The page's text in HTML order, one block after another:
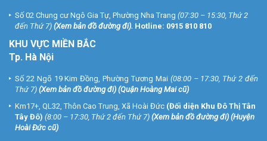
Số 02 Chung cư Ngô Gia Tự, Phường Nha Trang (07:30 – 15:30, Thứ 2
đến Thứ 7) (Xem bản đồ đường đi). Hotline: 0915 810 810
KHU VỰC MIỀN BẮC
Tp. Hà Nội
Số 22 Ngõ 19 Kim Đồng, Phường Tương Mai (08:00 – 17:30, Thứ 2 đến
Thứ 7) (Xem bản đồ đường đi) (Quận Hoàng Mai cũ)
Km17+, QL32, Thôn Cao Trung, Xã Hoài Đức (Đối diện Khu Đô Thị Tân
Tây Đô) (8:00 – 17:30, Thứ 2 đến Thứ 7) (Xem bản đồ đường đi) (Huyện
Hoài Đức cũ)